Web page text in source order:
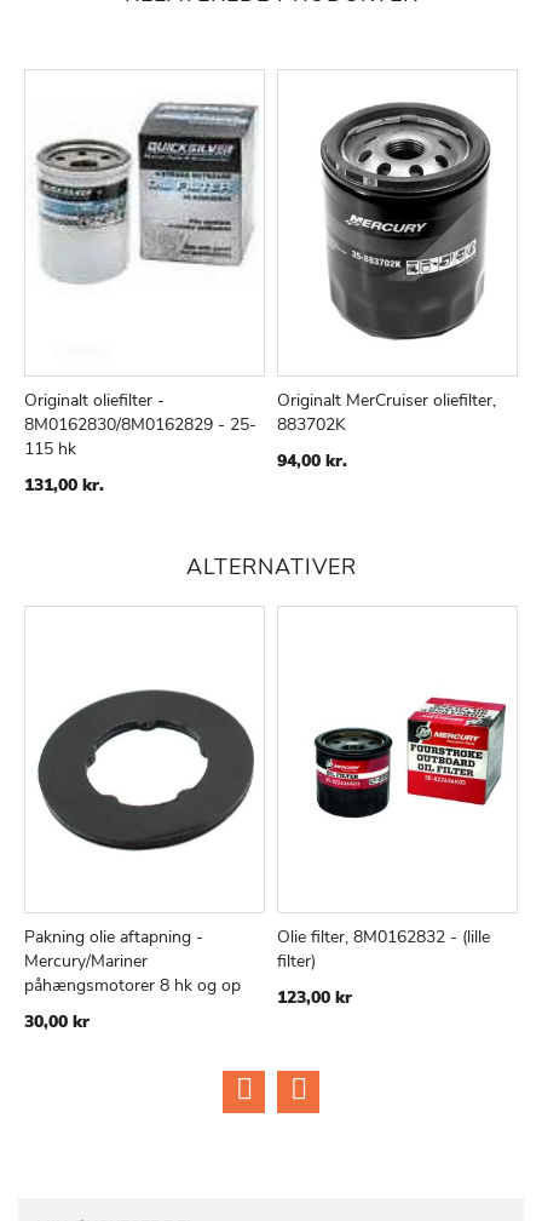
TILFØJ
TIL
ØNSKE
LISTE
SAMMENLIGN
Originalt oliefilter -
8M0162830/8M0162829 - 25-
115 hk
131,00 kr.
TILFØJ
TIL
ØNSKE
Originalt MerCruiser oliefilter,
883702K
94,00 kr.
ALTERNATIVER
Læg i kurv
TILFØJ
TIL
ØNSKE
SAMMENLIGN
Pakning olie aftapning -
Mercury/Mariner
påhængsmotorer 8 hk og op
30,00 kr
Læg i kurv
TILFØJ
Olie filter, 8M0162832 - (lille
filter)
123,00 kr